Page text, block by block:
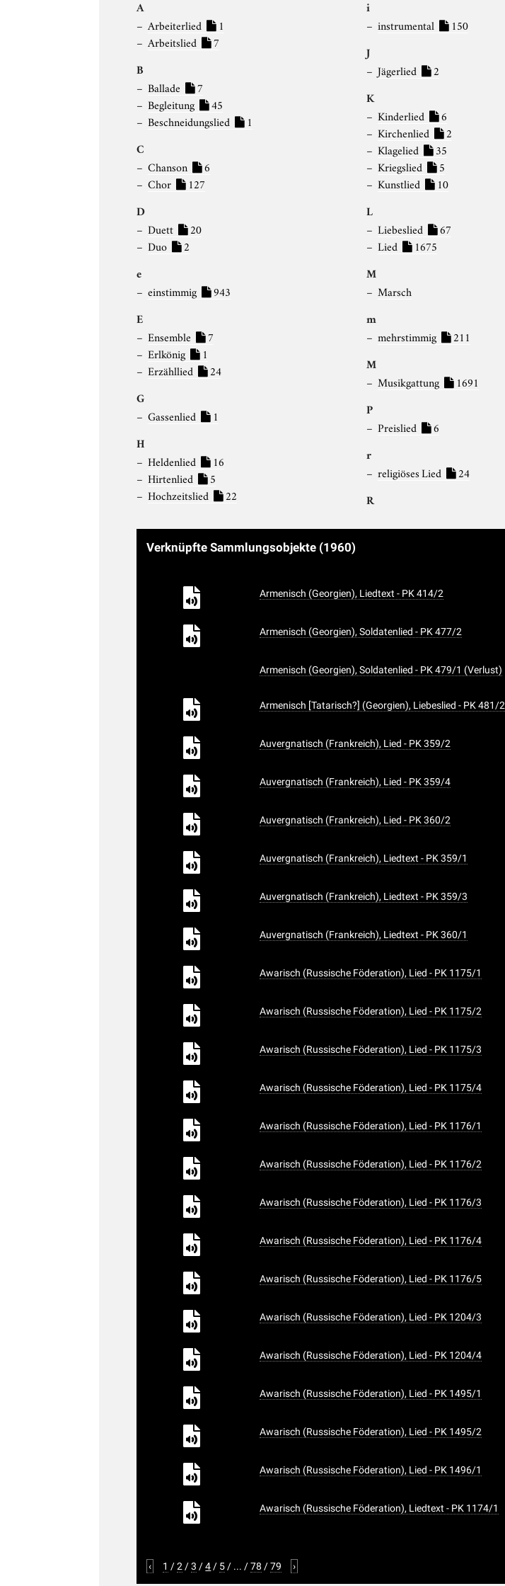
A
Arbeiterlied
1
Arbeitslied
7
B
Ballade
7
Begleitung
45
Beschneidungslied
1
C
Chanson
6
Chor
127
D
Duett
20
Duo
2
e
einstimmig 943
E
Ensemble
7
Erlkönig
1
Erzähllied
24
G
Gassenlied 1
H
Heldenlied
16
Hirtenlied
5
Hochzeitslied
22
i
instrumental 150
J
Jägerlied 2
K
Kinderlied
6
Kirchenlied
2
Klagelied
35
Kriegslied
5
Kunstlied
10
L
Liebeslied
67
Lied
1675
M
Marsch
m
mehrstimmig 211
M
Musikgattung 1691
P
Preislied 6
r
religiöses Lied 24
R
Verknüpfte Sammlungsobjekte (1960)
Armenisch (Georgien), Liedtext - PK 414/2
Armenisch (Georgien), Soldatenlied - PK 477/2
Armenisch (Georgien), Soldatenlied - PK 479/1 (Verlust)
Armenisch [Tatarisch?] (Georgien), Liebeslied - PK 481/2
Auvergnatisch (Frankreich), Lied - PK 359/2
Auvergnatisch (Frankreich), Lied - PK 359/4
Auvergnatisch (Frankreich), Lied - PK 360/2
Auvergnatisch (Frankreich), Liedtext - PK 359/1
Auvergnatisch (Frankreich), Liedtext - PK 359/3
Auvergnatisch (Frankreich), Liedtext - PK 360/1
Awarisch (Russische Föderation), Lied - PK 1175/1
Awarisch (Russische Föderation), Lied - PK 1175/2
Awarisch (Russische Föderation), Lied - PK 1175/3
Awarisch (Russische Föderation), Lied - PK 1175/4
Awarisch (Russische Föderation), Lied - PK 1176/1
Awarisch (Russische Föderation), Lied - PK 1176/2
Awarisch (Russische Föderation), Lied - PK 1176/3
Awarisch (Russische Föderation), Lied - PK 1176/4
Awarisch (Russische Föderation), Lied - PK 1176/5
Awarisch (Russische Föderation), Lied - PK 1204/3
Awarisch (Russische Föderation), Lied - PK 1204/4
Awarisch (Russische Föderation), Lied - PK 1495/1
Awarisch (Russische Föderation), Lied - PK 1495/2
Awarisch (Russische Föderation), Lied - PK 1496/1
Awarisch (Russische Föderation), Liedtext - PK 1174/1
‹ 1 /2 /3 /4 / 5 / ... /78 /79 ›